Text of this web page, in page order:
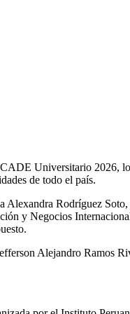
Universitario 2026,
de todo el país.
Rodríguez
y Negocios
Alejandro Ramos